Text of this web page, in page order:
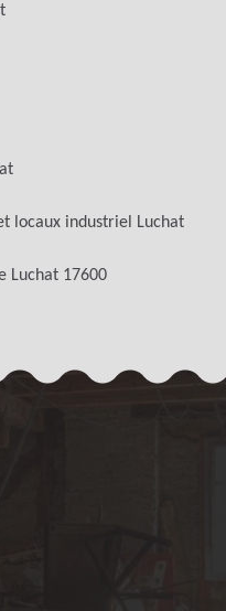
locaux industriel Luchat
Luchat 17600